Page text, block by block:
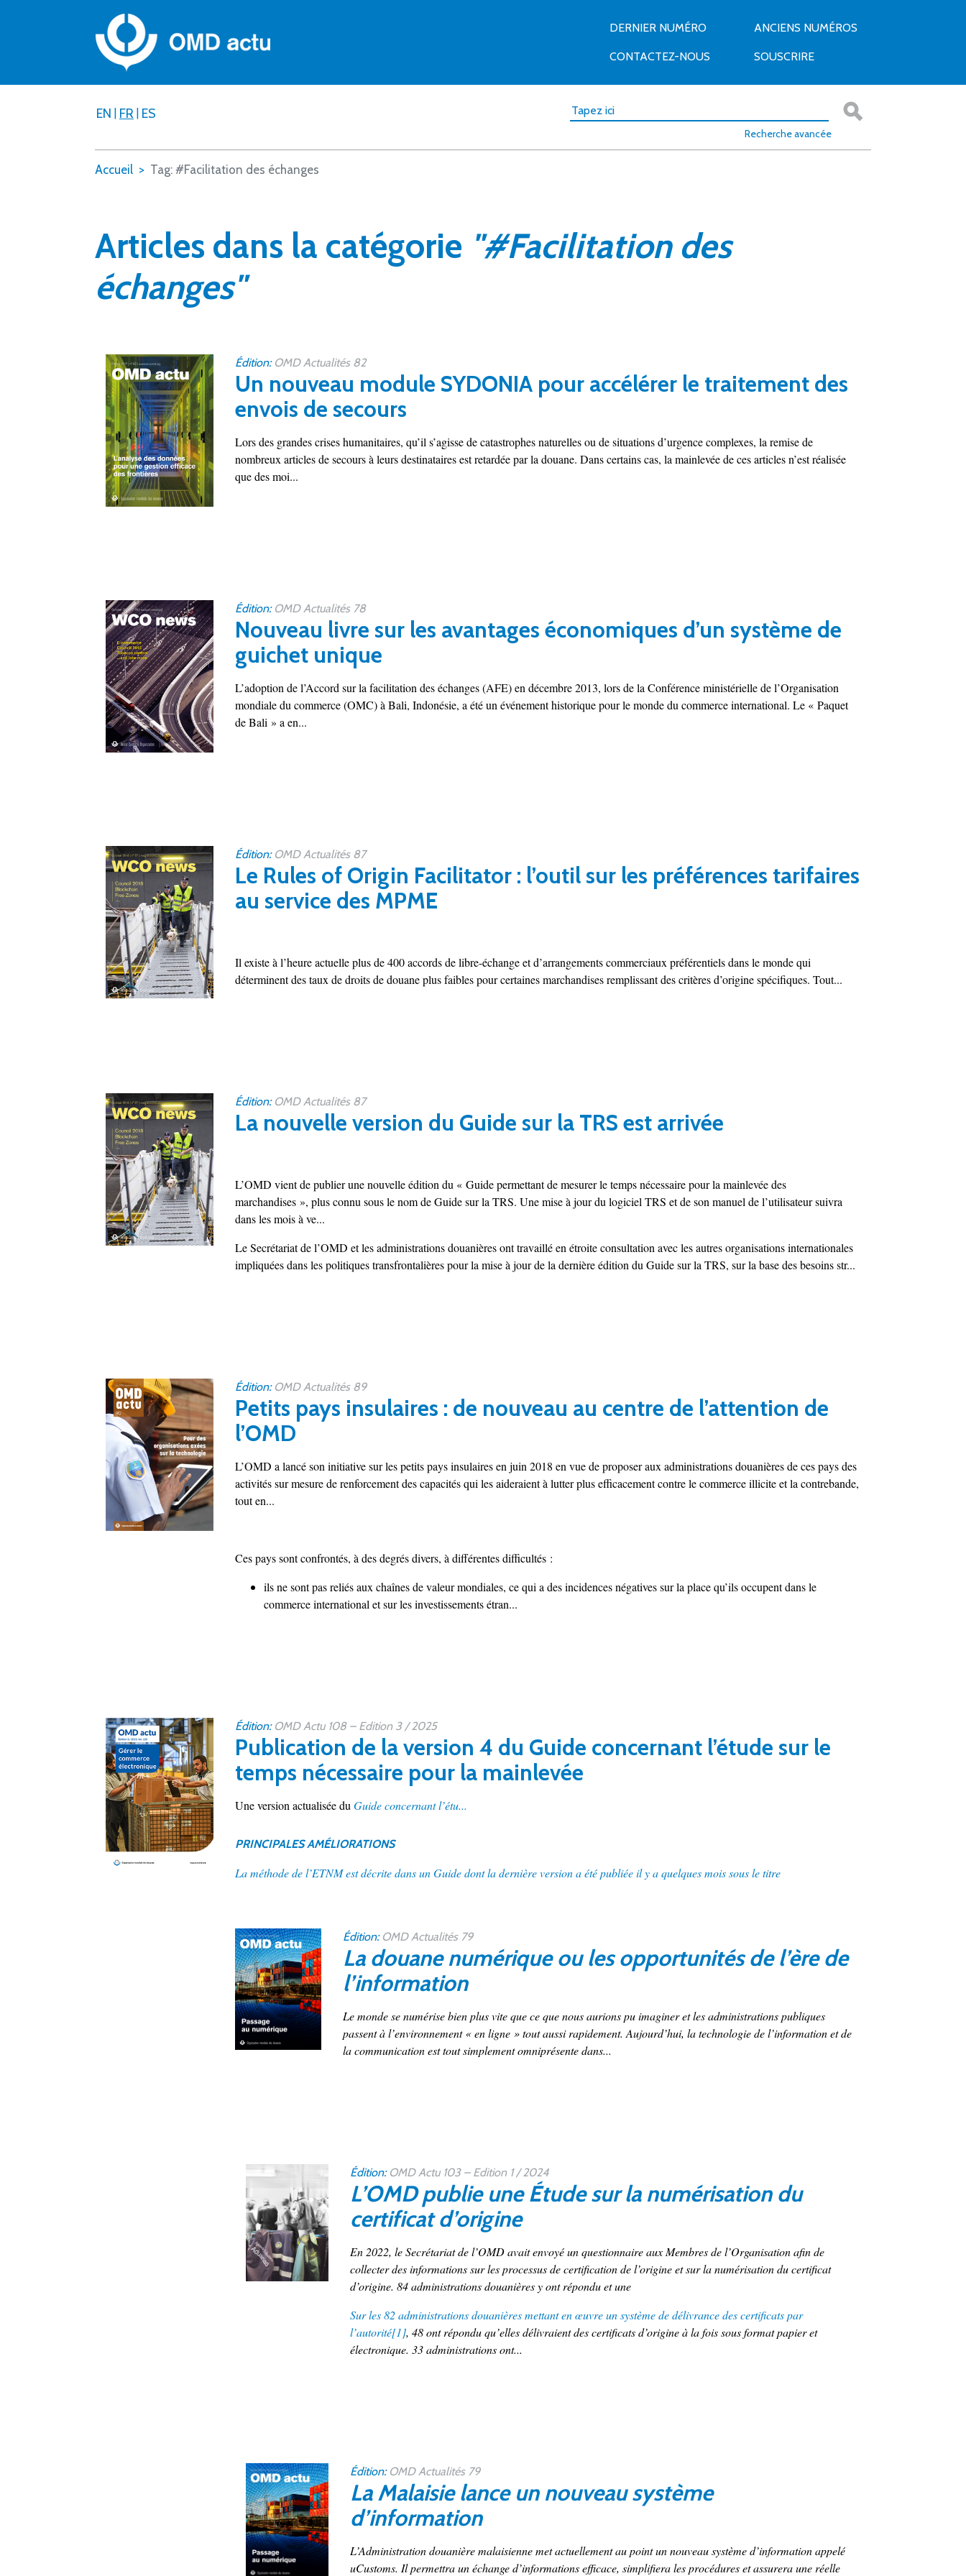
DERNIER NUMÉRO ANCIENS NUMÉROS
CONTACTEZ-NOUS SOUSCRIRE
EN | FR | ES
Recherche avancée
Accueil Tag: #Facilitation des échanges
Articles dans la catégorie "#Facilitation des
échanges"
Édition: OMD Actualités 82
Un nouveau module SYDONIA pour accélérer le traitement des
envois de secours
Lors des grandes crises humanitaires, qu’il s’agisse de catastrophes naturelles ou de situations d’urgence complexes, la remise de
nombreux articles de secours à leurs destinataires est retardée par la douane. Dans certains cas, la mainlevée de ces articles n’est réalisée
que des moi...
Édition: OMD Actualités 78
Nouveau livre sur les avantages économiques d’un système de
guichet unique
L’adoption de l’Accord sur la facilitation des échanges (AFE) en décembre 2013, lors de la Conférence ministérielle de l’Organisation
mondiale du commerce (OMC) à Bali, Indonésie, a été un événement historique pour le monde du commerce international. Le « Paquet
de Bali » a en...
Édition: OMD Actualités 87
Le Rules of Origin Facilitator : l’outil sur les préférences tarifaires
au service des MPME
Il existe à l’heure actuelle plus de 400 accords de libre-échange et d’arrangements commerciaux préférentiels dans le monde qui
déterminent des taux de droits de douane plus faibles pour certaines marchandises remplissant des critères d’origine spécifiques. Tout...
Édition: OMD Actualités 87
La nouvelle version du Guide sur la TRS est arrivée
L’OMD vient de publier une nouvelle édition du « Guide permettant de mesurer le temps nécessaire pour la mainlevée des
marchandises », plus connu sous le nom de Guide sur la TRS. Une mise à jour du logiciel TRS et de son manuel de l’utilisateur suivra
dans les mois à ve...
Le Secrétariat de l’OMD et les administrations douanières ont travaillé en étroite consultation avec les autres organisations internationales
impliquées dans les politiques transfrontalières pour la mise à jour de la dernière édition du Guide sur la TRS, sur la base des besoins str...
Édition: OMD Actualités 89
Petits pays insulaires : de nouveau au centre de l’attention de
l’OMD
L’OMD a lancé son initiative sur les petits pays insulaires en juin 2018 en vue de proposer aux administrations douanières de ces pays des
activités sur mesure de renforcement des capacités qui les aideraient à lutter plus efficacement contre le commerce illicite et la contrebande,
tout en...
Ces pays sont confrontés, à des degrés divers, à différentes difficultés :
ils ne sont pas reliés aux chaînes de valeur mondiales, ce qui a des incidences négatives sur la place qu’ils occupent dans le
commerce international et sur les investissements étran...
Édition: OMD Actu 108 – Edition 3 / 2025
Publication de la version 4 du Guide concernant l’étude sur le
temps nécessaire pour la mainlevée
Une version actualisée du Guide concernant l’étu...
PRINCIPALES AMÉLIORATIONS
La méthode de l’ETNM est décrite dans un Guide dont la dernière version a été publiée il y a quelques mois sous le titre
Édition: OMD Actualités 79
La douane numérique ou les opportunités de l’ère de
l’information
Le monde se numérise bien plus vite que ce que nous aurions pu imaginer et les administrations publiques
passent à l’environnement « en ligne » tout aussi rapidement. Aujourd’hui, la technologie de l’information et de
la communication est tout simplement omniprésente dans...
Édition: OMD Actu 103 – Edition 1 / 2024
L’OMD publie une Étude sur la numérisation du
certificat d’origine
En 2022, le Secrétariat de l’OMD avait envoyé un questionnaire aux Membres de l’Organisation afin de
collecter des informations sur les processus de certification de l’origine et sur la numérisation du certificat
d’origine. 84 administrations douanières y ont répondu et une
Sur les 82 administrations douanières mettant en œuvre un système de délivrance des certificats par
l’autorité[1], 48 ont répondu qu’elles délivraient des certificats d’origine à la fois sous format papier et
électronique. 33 administrations ont...
Édition: OMD Actualités 79
La Malaisie lance un nouveau système
d’information
L’Administration douanière malaisienne met actuellement au point un nouveau système d’information appelé
uCustoms. Il permettra un échange d’informations efficace, simplifiera les procédures et assurera une réelle